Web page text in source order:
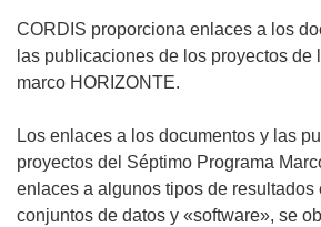
CORDIS proporciona enlaces a los
las publicaciones de los proyectos de
marco HORIZONTE.
Los enlaces a los documentos y las
proyectos del Séptimo Programa
enlaces a algunos tipos de resultados
conjuntos de datos y «software», se